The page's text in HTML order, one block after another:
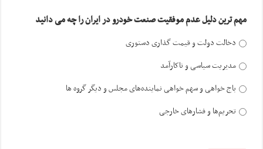
مهم ترین دلیل عدم موفقیت صنعت خودرو در ایران را چه می دانید
دخالت دولت و قیمت گذاری دستوری
مدیریت سیاسی و ناکارآمد
باج خواهی و سهم خواهی نماینده‌های مجلس و دیگر گروه ها
تحریم‌ها و فشارهای خارجی